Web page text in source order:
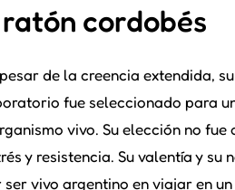
cordobés
de la creencia extendida,
fue seleccionado para
vivo. Su elección no
y resistencia. Su valentía y su
vivo argentino en viajar en